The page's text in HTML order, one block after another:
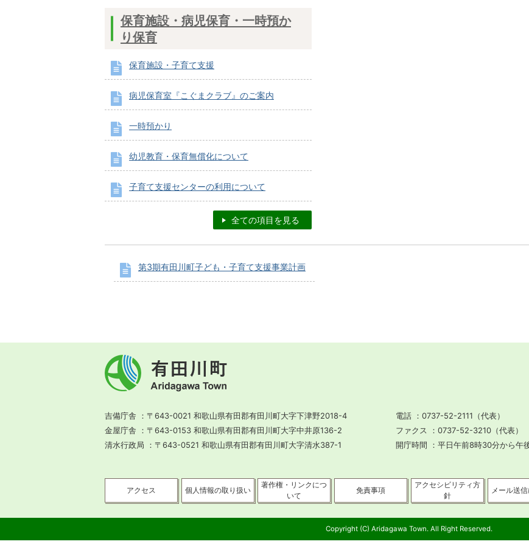
保育施設・病児保育・一時預か
り保育
保育施設・子育て支援
病児保育室『こぐまクラブ』のご案内
一時預かり
幼児教育・保育無償化について
子育て支援センターの利用について
全ての項目を見る
第3期有田川町子ども・子育て支援事業計画
有
田
川
Town
吉備庁舎
〒643-0021 和歌山県有田郡有田川町大字下津野2018-4
金屋庁舎
〒643-0153 和歌山県有田郡有田川町大字中井原136-2
清水行政局
〒643-0521 和歌山県有田郡有田川町大字清水387-1
電話
0737-52-2111（代表）
ファクス
0737-52-3210（代表）
開庁時間
平日午前8時30分から午
アクセス 個人情報の取り扱い
著作権・リンクにつ
いて
免責事項
アクセシビリティ方
針
メール送
Copyright (C) Aridagawa Town. All Right Reserved.